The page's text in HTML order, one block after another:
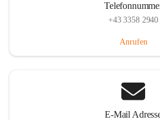
+43 3358 2940
Anrufen
E-Mail